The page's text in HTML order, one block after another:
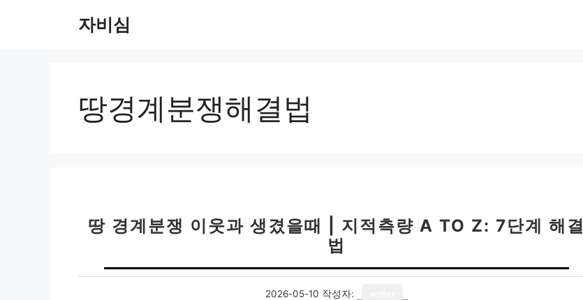
자비심
땅경계분쟁해결법
땅 경계분쟁 이웃과 생겼을때 | 지적측량 A TO Z: 7단계 해결
법
2026-05-10 작성자: